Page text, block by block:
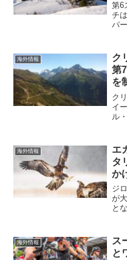
第6
チ
パ
ネ
と
い
ス
海外情報
ク
第
を
ッ
ク
イ
ル
一
も
て
海外情報
エ
タ
か
ジ
が
と
て
ム
タ
出
海外情報
ス
と